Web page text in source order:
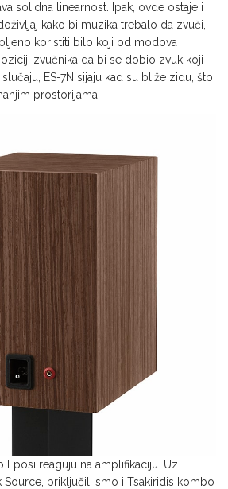
solidna linearnost. Ipak, ovde ostaje i
kako bi muzika trebalo da zvuči,
koristiti bilo koji od modova
zvučnika da bi se dobio zvuk koji
ES-7N sijaju kad su bliže zidu, što
prostorijama.
Eposi reaguju na amplifikaciju. Uz
Source, priključili smo i Tsakiridis kombo